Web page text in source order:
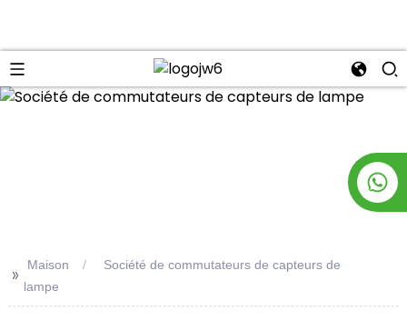
>> Maison
Société de commutateurs de capteurs de
lampe